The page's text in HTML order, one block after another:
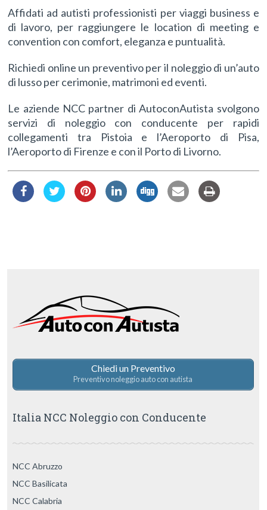
Affidati ad autisti professionisti per viaggi business e
di lavoro, per raggiungere le location di meeting e
convention con comfort, eleganza e puntualità.
Richiedi online un preventivo per il noleggio di un’auto
di lusso per cerimonie, matrimoni ed eventi.
Le aziende NCC partner di AutoconAutista svolgono
servizi di noleggio con conducente per rapidi
collegamenti tra Pistoia e l’Aeroporto di Pisa,
l’Aeroporto di Firenze e con il Porto di Livorno.
Chiedi un Preventivo
Preventivo noleggio auto con autista
Italia NCC Noleggio con Conducente
NCC Abruzzo
NCC Basilicata
NCC Calabria